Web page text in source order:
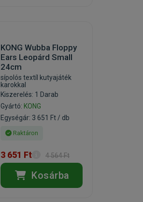
KONG Wubba Floppy
Ears Leopárd Small
24cm
sípolós textíl kutyajáték
karokkal
Kiszerelés: 1 Darab
Gyártó: KONG
Egységár: 3 651 Ft / db
Raktáron
3 651 Ft 4 564 Ft
Kosárba